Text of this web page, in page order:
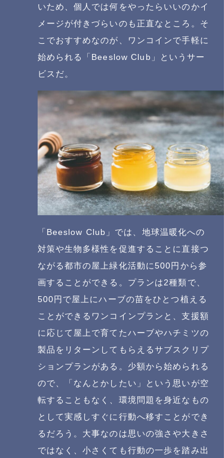
いため、個人では何をやったらいいのかイ
メージが付きづらいのも正直なところ。そ
こでおすすめなのが、ワンコインで手軽に
始められる「Beeslow Club」というサー
ビスだ。
「Beeslow Club」では、地球温暖化への
対策や生物多様性を促進することに直接つ
ながる都市の屋上緑化活動に500円から参
画することができる。プランは2種類で、
500円で屋上にハーブの苗をひとつ植える
ことができるワンコインプランと、支援額
に応じて屋上で育てたハーブやハチミツの
製品をリターンしてもらえるサブスクリプ
ションプランがある。少額から始められる
ので、「なんとかしたい」という思いが空
転することもなく、環境問題を身近なもの
として実感しすぐに行動へ移すことができ
るだろう。大事なのは思いの強さや大きさ
ではなく、小さくても行動の一歩を踏み出